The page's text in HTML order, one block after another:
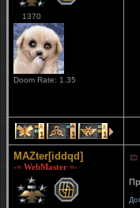
1370
Doom Rate: 1.35
1 1 1
MAZter[iddqd]
-= WebMaster =-